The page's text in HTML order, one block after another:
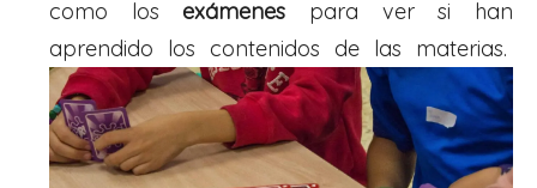
como los exámenes para ver si han
aprendido los contenidos de las materias.